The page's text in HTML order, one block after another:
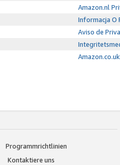
Amazon.nl
Informacja O
Aviso de
Programmrichtlinien
Kontaktiere uns